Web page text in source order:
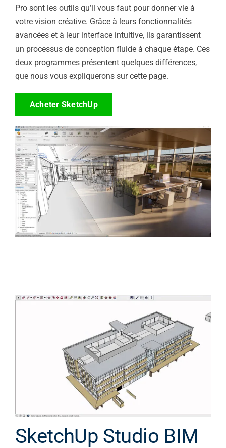
Pro sont les outils qu’il vous faut pour donner vie à
votre vision créative. Grâce à leurs fonctionnalités
avancées et à leur interface intuitive, ils garantissent
un processus de conception fluide à chaque étape. Ces
deux programmes présentent quelques différences,
que nous vous expliquerons sur cette page.
Acheter SketchUp
SketchUp Studio BIM